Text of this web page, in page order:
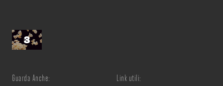
Guarda Anche:
Link utili: